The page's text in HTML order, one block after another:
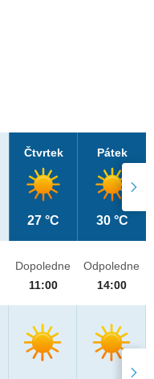
Čtvrtek
27 °C
Pátek
30 °C
Dopoledne
11:00
Odpoledne
14:00